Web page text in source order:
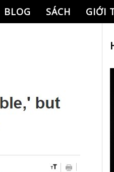
BLOG SÁCH GIỚI